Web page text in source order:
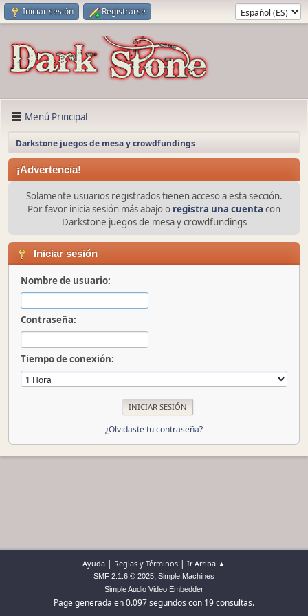
Iniciar sesión Registrarse
Menú Principal
Darkstone juegos de mesa y crowdfundings
¡Advertencia!
Solamente usuarios registrados tienen acceso a esta sección.
Por favor inicia sesión más abajo o registra una cuenta con
Darkstone juegos de mesa y crowdfundings
Iniciar sesión
Nombre de usuario:
Contraseña:
Tiempo de conexión:
¿Olvidaste tu contraseña?
Ayuda | Reglas y Términos | Ir Arriba ▲
SMF 2.1.6 © 2025, Simple Machines
Simple Audio Video Embedder
Page generada en 0.097 segundos con 19 consultas.